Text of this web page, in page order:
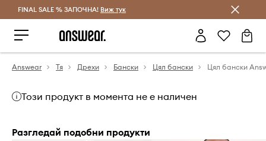
Спестявай с Answear Club
FINAL SALE % ЗАПОЧНА! Виж тук
Answear Тя Дрехи Бански Цял бански Цял бански
Този продукт в момента не е наличен
Разгледай подобни продукти